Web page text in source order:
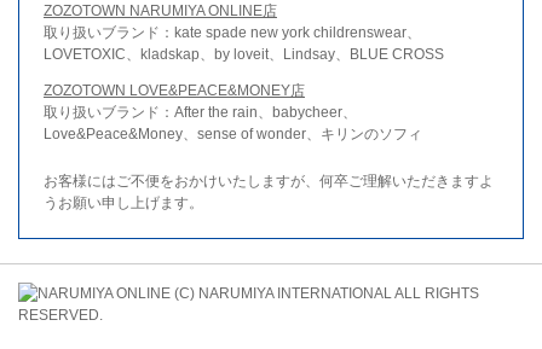
ZOZOTOWN NARUMIYA ONLINE店
取り扱いブランド：kate spade new york childrenswear、
LOVETOXIC、kladskap、by loveit、Lindsay、BLUE CROSS
ZOZOTOWN LOVE&PEACE&MONEY店
取り扱いブランド：After the rain、babycheer、
Love&Peace&Money、sense of wonder、キリンのソフィ
お客様にはご不便をおかけいたしますが、何卒ご理解いただきますよ
うお願い申し上げます。